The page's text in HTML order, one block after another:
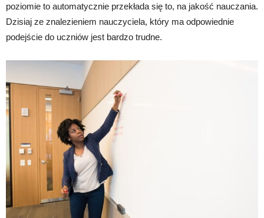
poziomie to automatycznie przekłada się to, na jakość nauczania.
Dzisiaj ze znalezieniem nauczyciela, który ma odpowiednie
podejście do uczniów jest bardzo trudne.